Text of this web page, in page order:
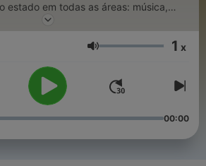
estado em todas as áreas: música,
tecnologia etc.
Volume 1 x
00:00